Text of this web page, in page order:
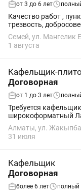
от 3 до 6 лет
Качество работ ,
трезвость,
Семей, ул. Мангелик
1 августа
Кафельщик-
Договорная
от 1 до 3 лет
Требуется
широкоформатный Ламинат Лестничный
Цена от 8000 за
Алматы, ул.
31 июля
Кафельщик
Договорная
более 6 лет полный